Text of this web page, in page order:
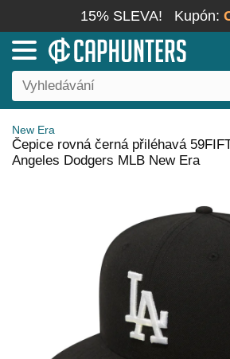
15% SLEVA! Kupón:
New Era
Čepice rovná černá přiléhavá
Angeles Dodgers MLB New Era